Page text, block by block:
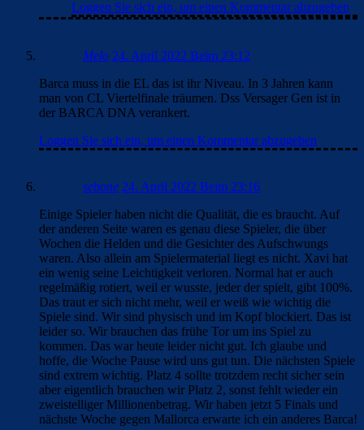
Loggen Sie sich ein, um einen Kommentar abzugeben
Melo 24. April 2022 Beim 23:12
Barca muss in die EL das ist ihr Niveau. In 3 Jahren kann
man von CL Viertelfinale träumen. Dss Versager Gen ist in
der BARCA DNA verankert.
Loggen Sie sich ein, um einen Kommentar abzugeben
sebone 24. April 2022 Beim 23:16
Einige Spieler haben nicht die Qualität, die es braucht. Auf
der anderen Seite waren es genau diese Spieler, die über
Wochen die Helden und die Gesichter des Aufschwungs
waren. Also allein am Spielermaterial liegt es nicht. Xavi hat
ein wenig seine Leichtigkeit verloren. Normal hat er auch
regelmäßig rotiert, weil er wusste, jeder der spielt, gibt 100%.
Das traut er sich nicht mehr, weil er weiß wie wichtig die
Spiele sind. Wir sind physisch und im Kopf blockiert. Das ist
leider so. Wir brauchen das frühe Tor um ins Spiel zu
kommen. Das war heute leider nicht gut. Ich glaube und
hoffe, die Woche Pause wird uns gut tun. Die nächsten Spiele
sind extrem wichtig. Platz 4 sollte trotzdem recht sicher sein
aber eigentlich brauchen wir Platz 2, sonst fehlt wieder ein
zweistelliger Millionenbetrag. Wir haben jetzt 5 Finals und
nächste Woche gegen Mallorca erwarte ich ein anderes Barca!